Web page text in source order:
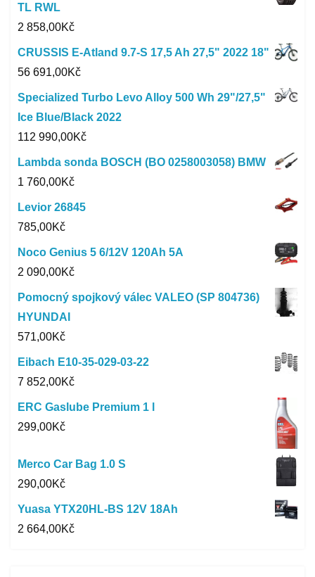
TL RWL
2 858,00Kč
CRUSSIS E-Atland 9.7-S 17,5 Ah 27,5" 2022 18"
56 691,00Kč
Specialized Turbo Levo Alloy 500 Wh 29"/27,5"
Ice Blue/Black 2022
112 990,00Kč
Lambda sonda BOSCH (BO 0258003058) BMW
1 760,00Kč
Levior 26845
785,00Kč
Noco Genius 5 6/12V 120Ah 5A
2 090,00Kč
Pomocný spojkový válec VALEO (SP 804736)
HYUNDAI
571,00Kč
Eibach E10-35-029-03-22
7 852,00Kč
ERC Gaslube Premium 1 l
299,00Kč
Merco Car Bag 1.0 S
290,00Kč
Yuasa YTX20HL-BS 12V 18Ah
2 664,00Kč